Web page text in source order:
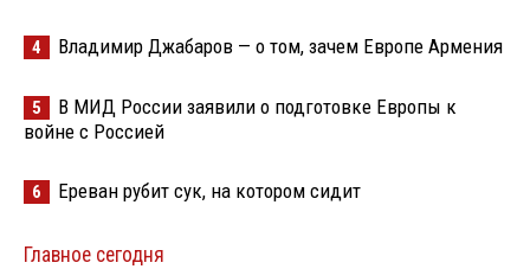
4 Владимир Джабаров — о том, зачем Европе Армения
5
В МИД России заявили о подготовке Европы к
войне с Россией
6 Ереван рубит сук, на котором сидит
Главное сегодня